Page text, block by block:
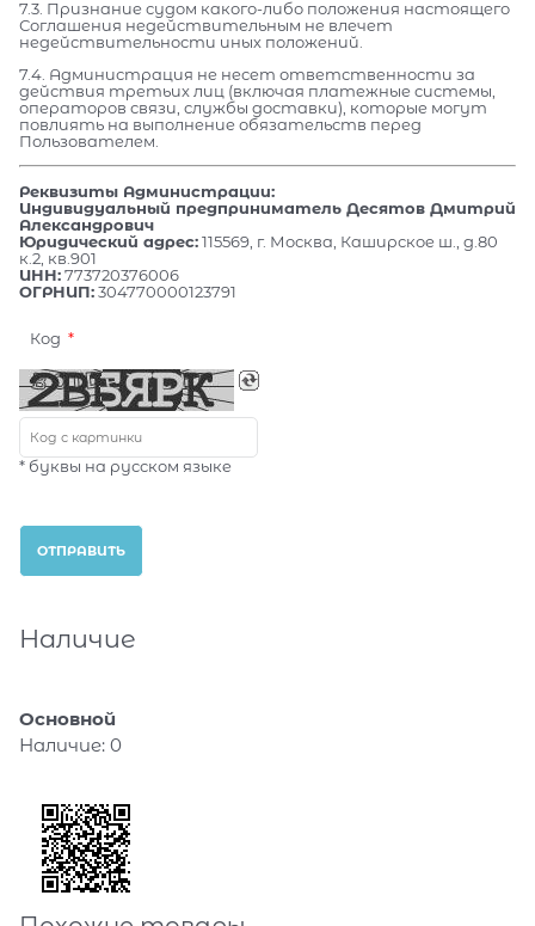
7.3. Признание судом какого-либо положения настоящего
Соглашения недействительным не влечет
недействительности иных положений.
7.4. Администрация не несет ответственности за
действия третьих лиц (включая платежные системы,
операторов связи, службы доставки), которые могут
повлиять на выполнение обязательств перед
Пользователем.
Реквизиты Администрации:
Индивидуальный предприниматель Десятов Дмитрий
Александрович
Юридический адрес:115569, г. Москва, Каширское ш., д.80
к.2, кв.901
ИНН:773720376006
ОГРНИП:304770000123791
Код
* буквы на русском языке
Наличие
Основной
Наличие: 0